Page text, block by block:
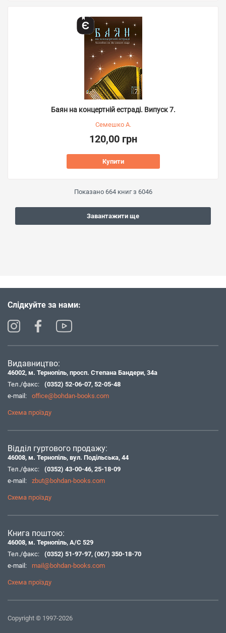
Баян на концертній естраді. Випуск 7.
Семешко А.
120,00 грн
Купити
Показано 664книг з 6046
Завантажити ще
Слідкуйте за нами:
Видавництво:
46002, м. Тернопіль, просп. Степана Бандери, 34а
Тел./факс:
(0352) 52-06-07, 52-05-48
e-mail:
office@bohdan-books.com
Схема проїзду
Відділ гуртового продажу:
46008, м. Тернопіль, вул. Подільська, 44
Тел./факс:
(0352) 43-00-46, 25-18-09
e-mail:
zbut@bohdan-books.com
Схема проїзду
Книга поштою:
46008, м. Тернопіль, А/С 529
Тел./факс:
(0352) 51-97-97, (067) 350-18-70
e-mail:
mail@bohdan-books.com
Схема проїзду
Copyright © 1997-2026